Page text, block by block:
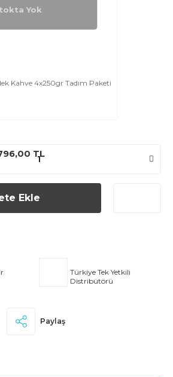
Yok
Kahve 4x250gr Tadım Paketi
TL
Ekle
Türkiye Tek Yetkili
Distribütörü
Paylaş